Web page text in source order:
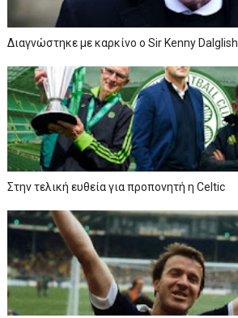
Διαγνώστηκε με καρκίνο ο Sir Kenny Dalglish
Στην τελική ευθεία για προπονητή η Celtic